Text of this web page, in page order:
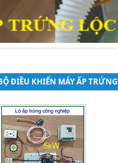
ĐIỀU KHIỂN MÁY ẤP TRỨNG